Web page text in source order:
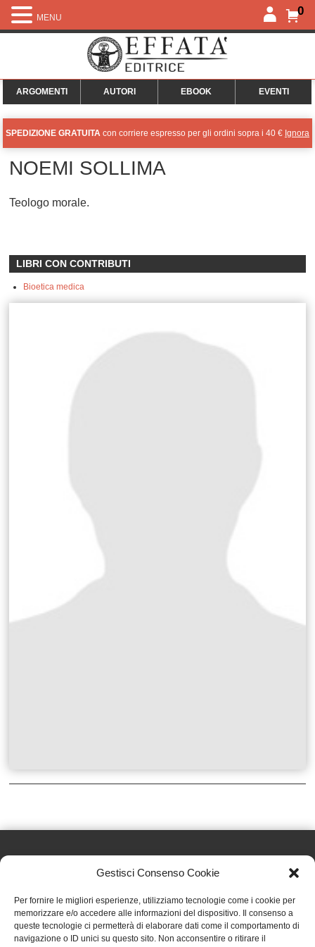
Gestisci Consenso Cookie
Per fornire le migliori esperienze, utilizziamo tecnologie come i cookie per
memorizzare e/o accedere alle informazioni del dispositivo. Il consenso a
queste tecnologie ci permetterà di elaborare dati come il comportamento di
navigazione o ID unici su questo sito. Non acconsentire o ritirare il
0
ARGOMENTI AUTORI EBOOK EVENTI
SPEDIZIONE GRATUITA con corriere espresso per gli ordini sopra i 40 € Ignora
NOEMI SOLLIMA
Teologo morale.
LIBRI CON CONTRIBUTI
Bioetica medica
Effatà Editrice di Pellegrino Paolo SAS
C.F. e P.IVA 09655250018
Via Tre Denti, 1 - 10060 Cantalupa (TO)
MENU